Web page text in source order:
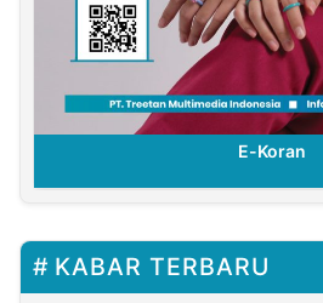
E-Koran
KABAR TERBARU